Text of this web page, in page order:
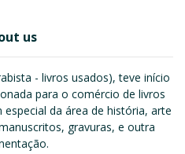
us
- livros usados), teve início
para o comércio de livros
da área de história, arte
gravuras, e outra